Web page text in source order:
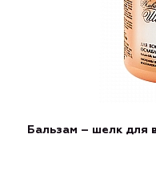
Бальзам – шелк для